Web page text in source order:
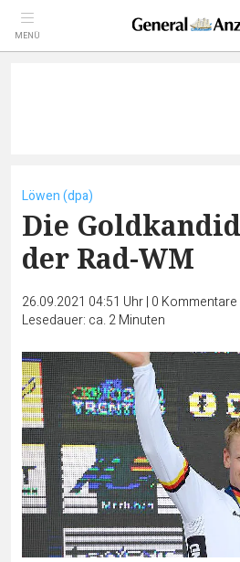
MENÜ
Löwen (dpa)
Die
der Rad-WM
26.09.2021 04:51 Uhr| 0 Kommentare
Lesedauer: ca. 2 Minuten